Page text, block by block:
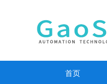
首页